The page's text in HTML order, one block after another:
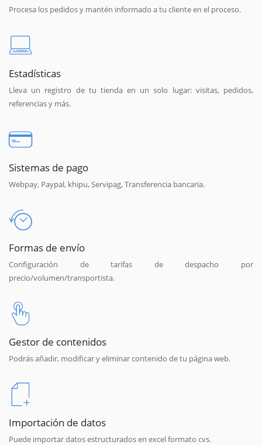
Procesa los pedidos y mantén informado a tu cliente en el proceso.
Estadísticas
Lleva un registro de tu tienda en un solo lugar: visitas, pedidos,
referencias y más.
Sistemas de pago
Webpay, Paypal, khipu, Servipag, Transferencia bancaria.
Formas de envío
Configuración de tarifas de despacho por
precio/volumen/transportista.
Gestor de contenidos
Podrás añadir, modificar y eliminar contenido de tu página web.
Importación de datos
Puede importar datos estructurados en excel formato cvs.